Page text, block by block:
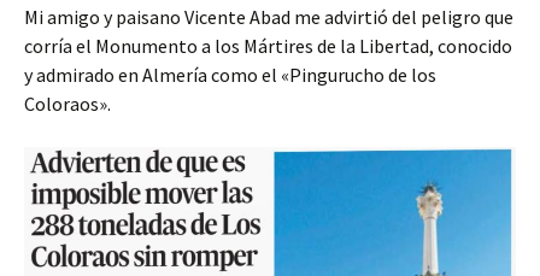
Mi amigo y paisano Vicente Abad me advirtió del peligro que
corría el Monumento a los Mártires de la Libertad, conocido
y admirado en Almería como el «Pingurucho de los
Coloraos».